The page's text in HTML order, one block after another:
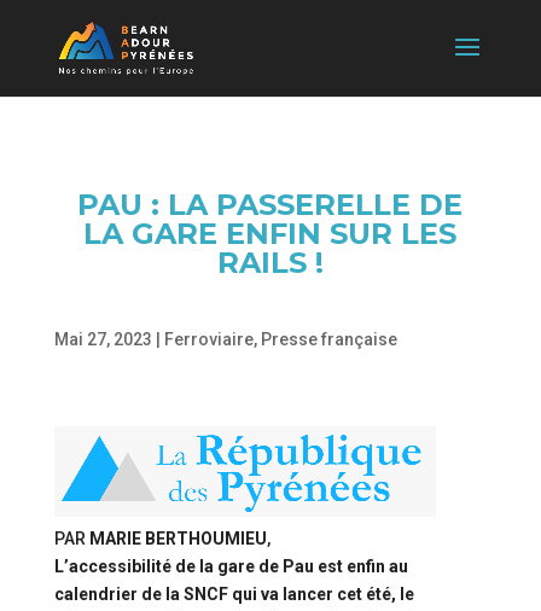
PAU : LA PASSERELLE DE
LA GARE ENFIN SUR LES
RAILS !
Mai 27, 2023 Ferroviaire, Presse française
PAR MARIE BERTHOUMIEU,
L’accessibilité de la gare de Pau est enfin au
calendrier de la SNCF qui va lancer cet été, le